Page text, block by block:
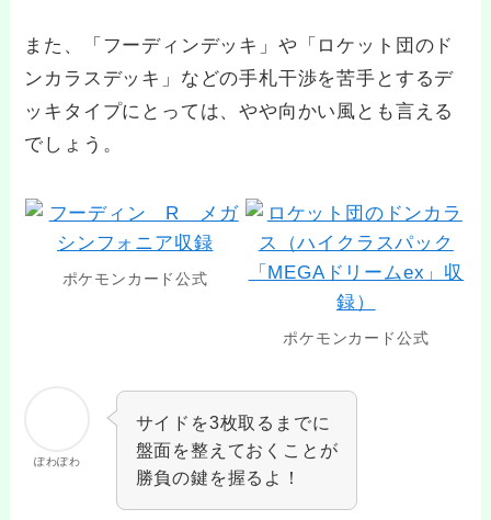
また、「フーディンデッキ」や「ロケット団のド
ンカラスデッキ」などの手札干渉を苦手とするデ
ッキタイプにとっては、やや向かい風とも言える
でしょう。
ポケモンカード公式
ポケモンカード公式
ぽわぽわ
サイドを3枚取るまでに
盤面を整えておくことが
勝負の鍵を握るよ！